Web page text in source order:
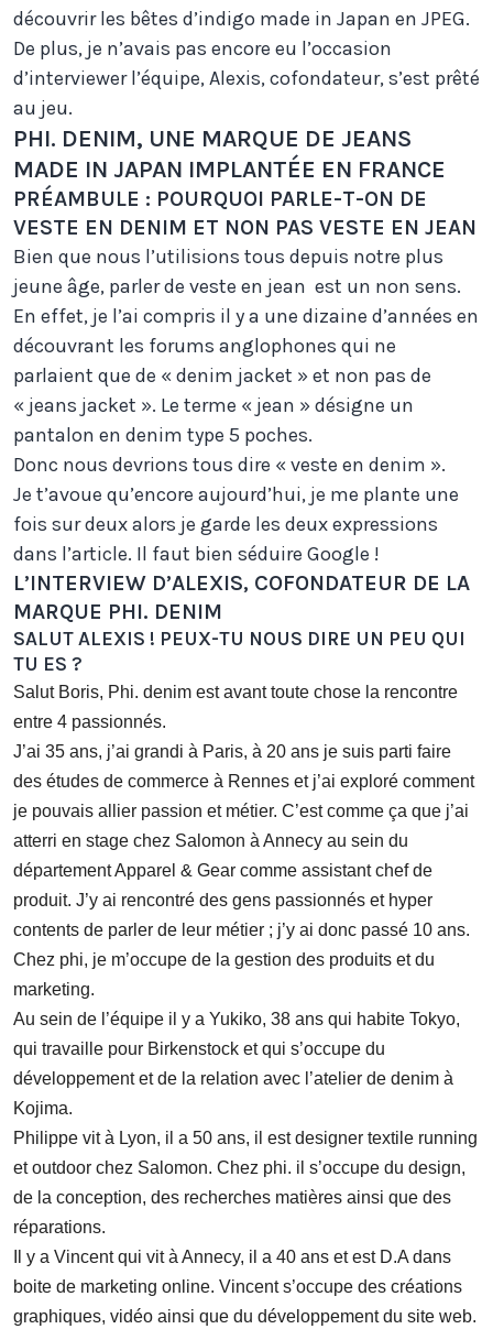
découvrir les bêtes d’indigo made in Japan en JPEG.
De plus, je n’avais pas encore eu l’occasion
d’interviewer l’équipe, Alexis, cofondateur, s’est prêté
au jeu.
PHI. DENIM, UNE MARQUE DE JEANS
MADE IN JAPAN IMPLANTÉE EN FRANCE
PRÉAMBULE : POURQUOI PARLE-T-ON DE
VESTE EN DENIM ET NON PAS VESTE EN JEAN
Bien que nous l’utilisions tous depuis notre plus
jeune âge, parler de veste en jean est un non sens.
En effet, je l’ai compris il y a une dizaine d’années en
découvrant les forums anglophones qui ne
parlaient que de « denim jacket » et non pas de
« jeans jacket ». Le terme « jean » désigne un
pantalon en denim type 5 poches.
Donc nous devrions tous dire « veste en denim ».
Je t’avoue qu’encore aujourd’hui, je me plante une
fois sur deux alors je garde les deux expressions
dans l’article. Il faut bien séduire Google !
L’INTERVIEW D’ALEXIS, COFONDATEUR DE LA
MARQUE PHI. DENIM
SALUT ALEXIS ! PEUX-TU NOUS DIRE UN PEU QUI
TU ES ?
Salut Boris, Phi. denim est avant toute chose la rencontre
entre 4 passionnés.
J’ai 35 ans, j’ai grandi à Paris, à 20 ans je suis parti faire
des études de commerce à Rennes et j’ai exploré comment
je pouvais allier passion et métier. C’est comme ça que j’ai
atterri en stage chez Salomon à Annecy au sein du
département Apparel & Gear comme assistant chef de
produit. J’y ai rencontré des gens passionnés et hyper
contents de parler de leur métier ; j’y ai donc passé 10 ans.
Chez phi, je m’occupe de la gestion des produits et du
marketing.
Au sein de l’équipe il y a Yukiko, 38 ans qui habite Tokyo,
qui travaille pour Birkenstock et qui s’occupe du
développement et de la relation avec l’atelier de denim à
Kojima.
Philippe vit à Lyon, il a 50 ans, il est designer textile running
et outdoor chez Salomon. Chez phi. il s’occupe du design,
de la conception, des recherches matières ainsi que des
réparations.
Il y a Vincent qui vit à Annecy, il a 40 ans et est D.A dans
boite de marketing online. Vincent s’occupe des créations
graphiques, vidéo ainsi que du développement du site web.